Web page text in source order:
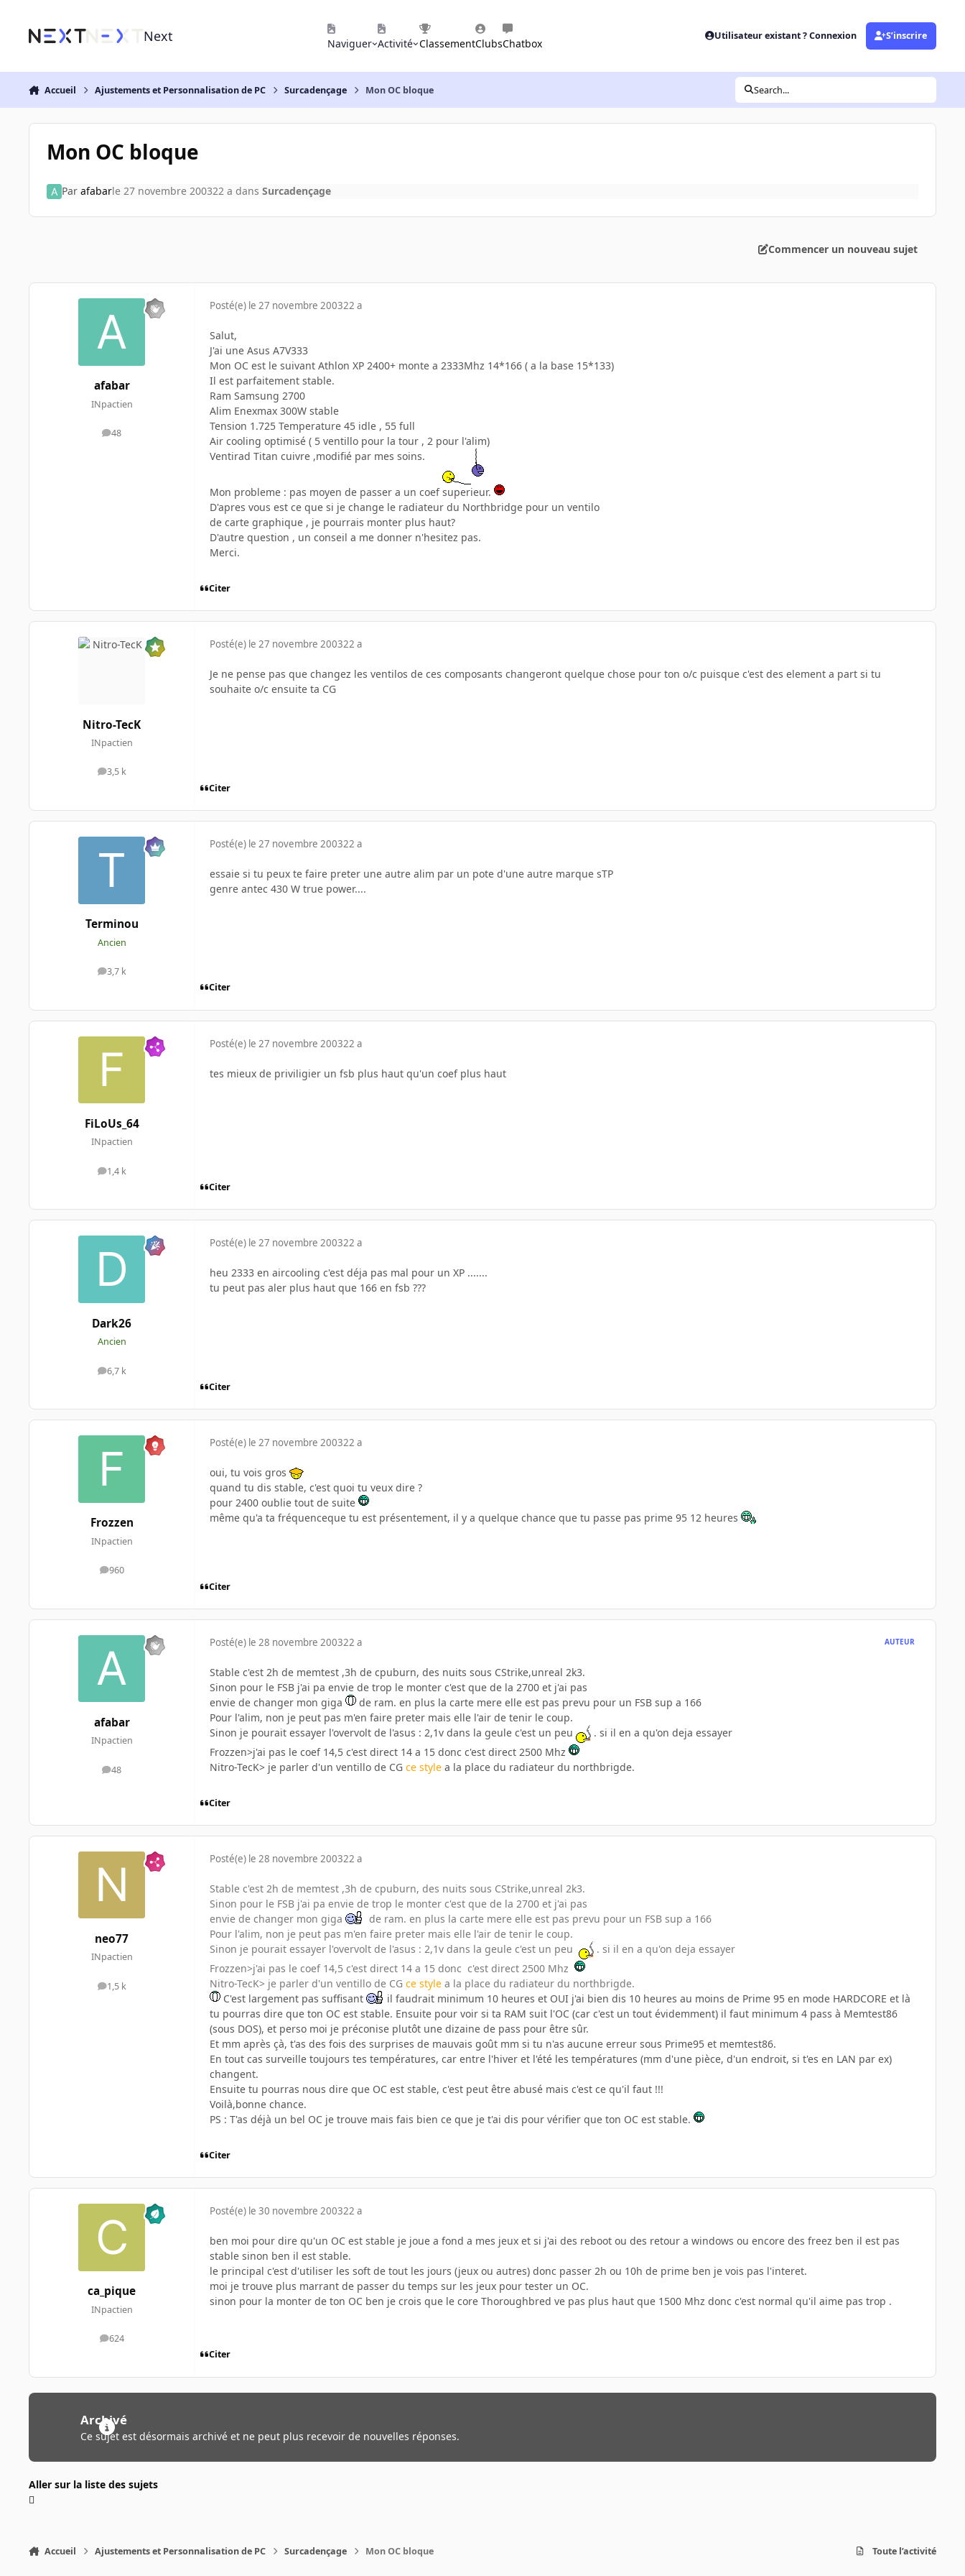
Next Naviguer Activité ClassementClubsChatbox
Utilisateur existant ? Connexion S’inscrire
Accueil Ajustements et Personnalisation de PC Surcadençage Mon OC bloque Search...
Mon OC bloque
Par afabarle 27 novembre 200322 a dans Surcadençage
Commencer un nouveau sujet
afabar
INpactien
48
messages
Posté(e) le 27 novembre 200322 a
Salut,
J'ai une Asus A7V333
Mon OC est le suivant Athlon XP 2400+ monte a 2333Mhz 14*166 ( a la base 15*133)
Il est parfaitement stable.
Ram Samsung 2700
Alim Enexmax 300W stable
Tension 1.725 Temperature 45 idle , 55 full
Air cooling optimisé ( 5 ventillo pour la tour , 2 pour l'alim)
Ventirad Titan cuivre ,modifié par mes soins.
Mon probleme : pas moyen de passer a un coef superieur.
D'apres vous est ce que si je change le radiateur du Northbridge pour un ventilo
de carte graphique , je pourrais monter plus haut?
D'autre question , un conseil a me donner n'hesitez pas.
Merci.
Citer
Nitro-TecK
INpactien
3,5 k
messages
Posté(e) le 27 novembre 200322 a
Je ne pense pas que changez les ventilos de ces composants changeront quelque chose pour ton o/c puisque c'est des element a part si tu
souhaite o/c ensuite ta CG
Citer
Terminou
Ancien
3,7 k
messages
Posté(e) le 27 novembre 200322 a
essaie si tu peux te faire preter une autre alim par un pote d'une autre marque sTP
genre antec 430 W true power....
Citer
FiLoUs_64
INpactien
1,4 k
messages
Posté(e) le 27 novembre 200322 a
tes mieux de priviligier un fsb plus haut qu'un coef plus haut
Citer
Dark26
Ancien
6,7 k
messages
Posté(e) le 27 novembre 200322 a
heu 2333 en aircooling c'est déja pas mal pour un XP .......
tu peut pas aler plus haut que 166 en fsb ???
Citer
Frozzen
INpactien
960
messages
Posté(e) le 27 novembre 200322 a
oui, tu vois gros
quand tu dis stable, c'est quoi tu veux dire ?
pour 2400 oublie tout de suite
même qu'a ta fréquenceque tu est présentement, il y a quelque chance que tu passe pas prime 95 12 heures
Citer
afabar
INpactien
48
messages
Posté(e) le 28 novembre 200322 a AUTEUR
Stable c'est 2h de memtest ,3h de cpuburn, des nuits sous CStrike,unreal 2k3.
Sinon pour le FSB j'ai pa envie de trop le monter c'est que de la 2700 et j'ai pas
envie de changer mon giga
de ram. en plus la carte mere elle est pas prevu pour un FSB sup a 166
Pour l'alim, non je peut pas m'en faire preter mais elle l'air de tenir le coup.
Sinon je pourait essayer l'overvolt de l'asus : 2,1v dans la geule c'est un peu
. si il en a qu'on deja essayer
Frozzen>j'ai pas le coef 14,5 c'est direct 14 a 15 donc c'est direct 2500 Mhz
Nitro-TecK> je parler d'un ventillo de CG ce style a la place du radiateur du northbrigde.
Citer
neo77
INpactien
1,5 k
messages
Posté(e) le 28 novembre 200322 a
Stable c'est 2h de memtest ,3h de cpuburn, des nuits sous CStrike,unreal 2k3.
Sinon pour le FSB j'ai pa envie de trop le monter c'est que de la 2700 et j'ai pas
envie de changer mon giga
de ram. en plus la carte mere elle est pas prevu pour un FSB sup a 166
Pour l'alim, non je peut pas m'en faire preter mais elle l'air de tenir le coup.
Sinon je pourait essayer l'overvolt de l'asus : 2,1v dans la geule c'est un peu
. si il en a qu'on deja essayer
Frozzen>j'ai pas le coef 14,5 c'est direct 14 a 15 donc c'est direct 2500 Mhz
Nitro-TecK> je parler d'un ventillo de CG ce style a la place du radiateur du northbrigde.
C'est largement pas suffisant
il faudrait minimum 10 heures et OUI j'ai bien dis 10 heures au moins de Prime 95 en mode HARDCORE et là
tu pourras dire que ton OC est stable. Ensuite pour voir si ta RAM suit l'OC (car c'est un tout évidemment) il faut minimum 4 pass à Memtest86
(sous DOS), et perso moi je préconise plutôt une dizaine de pass pour être sûr.
Et mm après çà, t'as des fois des surprises de mauvais goût mm si tu n'as aucune erreur sous Prime95 et memtest86.
En tout cas surveille toujours tes températures, car entre l'hiver et l'été les températures (mm d'une pièce, d'un endroit, si t'es en LAN par ex)
changent.
Ensuite tu pourras nous dire que OC est stable, c'est peut être abusé mais c'est ce qu'il faut !!!
Voilà,bonne chance.
PS : T'as déjà un bel OC je trouve mais fais bien ce que je t'ai dis pour vérifier que ton OC est stable.
Citer
ca_pique
INpactien
624
messages
Posté(e) le 30 novembre 200322 a
ben moi pour dire qu'un OC est stable je joue a fond a mes jeux et si j'ai des reboot ou des retour a windows ou encore des freez ben il est pas
stable sinon ben il est stable.
le principal c'est d'utiliser les soft de tout les jours (jeux ou autres) donc passer 2h ou 10h de prime ben je vois pas l'interet.
moi je trouve plus marrant de passer du temps sur les jeux pour tester un OC.
sinon pour la monter de ton OC ben je crois que le core Thoroughbred ve pas plus haut que 1500 Mhz donc c'est normal qu'il aime pas trop .
Citer
Archivé
Ce sujet est désormais archivé et ne peut plus recevoir de nouvelles réponses.
Aller sur la liste des sujets
Accueil Ajustements et Personnalisation de PC Surcadençage Mon OC bloque Toute l’activité